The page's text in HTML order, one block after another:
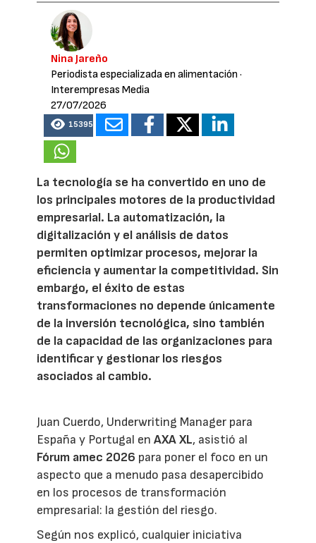
Nina Jareño
Periodista especializada en alimentación ·
Interempresas Media
27/07/2026
15395
La tecnología se ha convertido en uno de
los principales motores de la productividad
empresarial. La automatización, la
digitalización y el análisis de datos
permiten optimizar procesos, mejorar la
eficiencia y aumentar la competitividad. Sin
embargo, el éxito de estas
transformaciones no depende únicamente
de la inversión tecnológica, sino también
de la capacidad de las organizaciones para
identificar y gestionar los riesgos
asociados al cambio.
Juan Cuerdo, Underwriting Manager para
España y Portugal enAXA XL, asistió al
Fórum amec 2026 para poner el foco en un
aspecto que a menudo pasa desapercibido
en los procesos de transformación
empresarial: la gestión del riesgo.
Según nos explicó, cualquier iniciativa